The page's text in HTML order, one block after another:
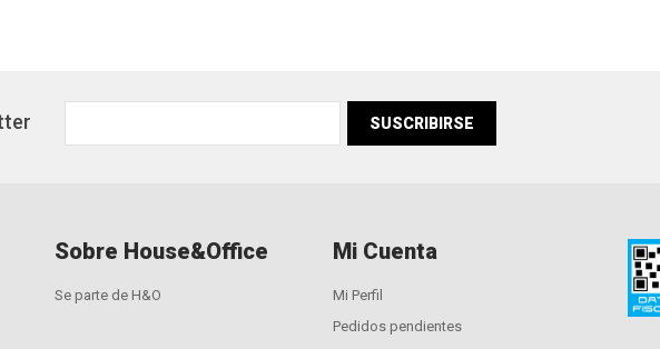
SUSCRIBIRSE
Sobre House&Office
Se parte de H&O
Mi Cuenta
Mi Perfil
Pedidos pendientes